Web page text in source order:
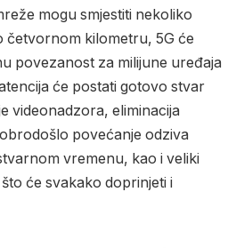
mogu smjestiti nekoliko
četvornom kilometru, 5G će
povezanost za milijune uređaja
će postati gotovo stvar
videonadzora, eliminacija
povećanje odziva
vremenu, kao i veliki
će svakako doprinjeti i